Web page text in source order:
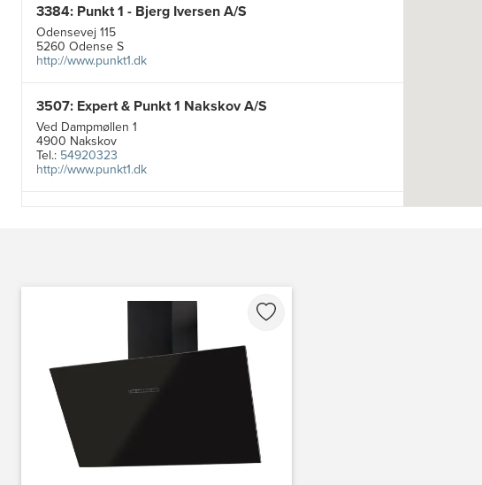
3384: Punkt 1 - Bjerg Iversen A/S
Odensevej 115
5260 Odense S
http://www.punkt1.dk
3507: Expert & Punkt 1 Nakskov A/S
Ved Dampmøllen 1
4900 Nakskov
Tel.: 54920323
http://www.punkt1.dk
3830: Power Ishøj
https://www.power.dk/butik/power-ishoj/s-3830/
3831: Power Rødovre
Rødovre Centrum 90
2610 Rødovre
https://www.power.dk/butik/power-roedovre/s-3831/